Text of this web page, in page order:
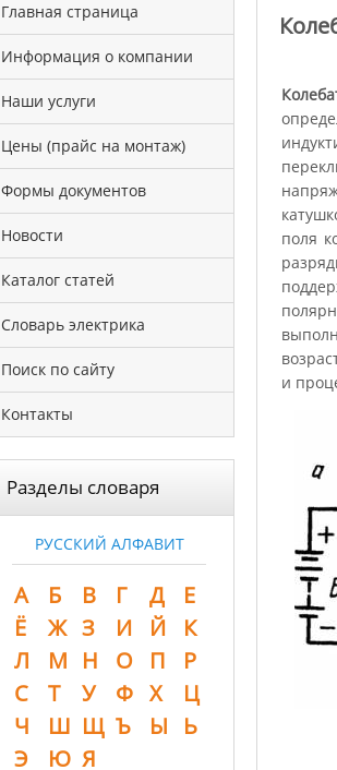
Главная страница
Информация о компании
Наши услуги
Цены (прайс на монтаж)
Формы документов
Новости
Каталог статей
Словарь электрика
Поиск по сайту
Контакты
Разделы словаря
РУССКИЙ АЛФАВИТ
А Б В Г Д
Е
Ё
Ж З И Й
К
Л
М Н О П
Р
С
Т У Ф Х
Ц
Ч
Ш Щ Ъ Ы
Ь
Э
Ю Я
поля
и